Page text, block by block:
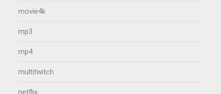
movie4k
mp3
mp4
multitwitch
netflix